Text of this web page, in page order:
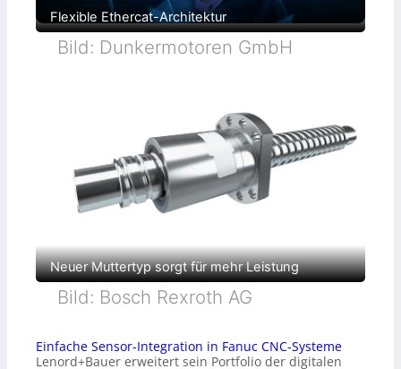
Flexible Ethercat-Architektur
Bild: Dunkermotoren GmbH
Neuer Muttertyp sorgt für mehr Leistung
Bild: Bosch Rexroth AG
Einfache Sensor-Integration in Fanuc CNC-Systeme
Lenord+Bauer erweitert sein Portfolio der digitalen